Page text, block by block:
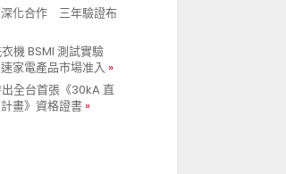
化合作 三年驗證布
機 BSMI 測試實驗
家電產品市場准入
全台首張《30kA 直
畫》資格證書